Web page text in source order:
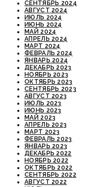
СЕНТЯБРЬ 2024
АВГУСТ 2024
ИЮЛЬ 2024
ИЮНЬ 2024
МАЙ 2024
АПРЕЛЬ 2024
МАРТ 2024
ФЕВРАЛЬ 2024
ЯНВАРЬ 2024
ДЕКАБРЬ 2023
НОЯБРЬ 2023
ОКТЯБРЬ 2023
СЕНТЯБРЬ 2023
АВГУСТ 2023
ИЮЛЬ 2023
ИЮНЬ 2023
МАЙ 2023
АПРЕЛЬ 2023
МАРТ 2023
ФЕВРАЛЬ 2023
ЯНВАРЬ 2023
ДЕКАБРЬ 2022
НОЯБРЬ 2022
ОКТЯБРЬ 2022
СЕНТЯБРЬ 2022
АВГУСТ 2022